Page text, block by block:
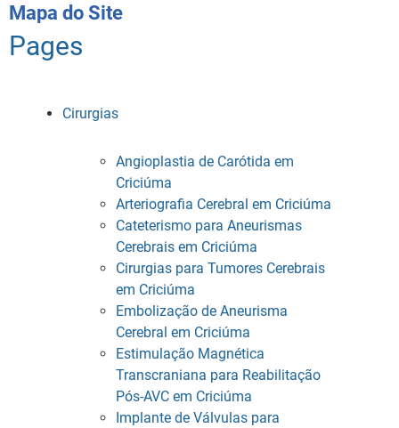
Mapa do Site
Pages
Cirurgias
Angioplastia de Carótida em
Criciúma
Arteriografia Cerebral em Criciúma
Cateterismo para Aneurismas
Cerebrais em Criciúma
Cirurgias para Tumores Cerebrais
em Criciúma
Embolização de Aneurisma
Cerebral em Criciúma
Estimulação Magnética
Transcraniana para Reabilitação
Pós-AVC em Criciúma
Implante de Válvulas para